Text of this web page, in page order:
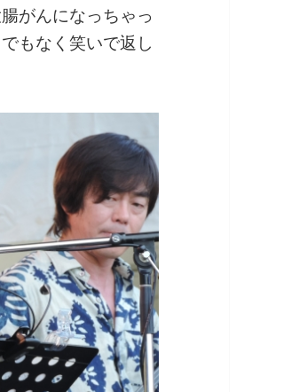
がんになっちゃっ
もなく笑いで返し